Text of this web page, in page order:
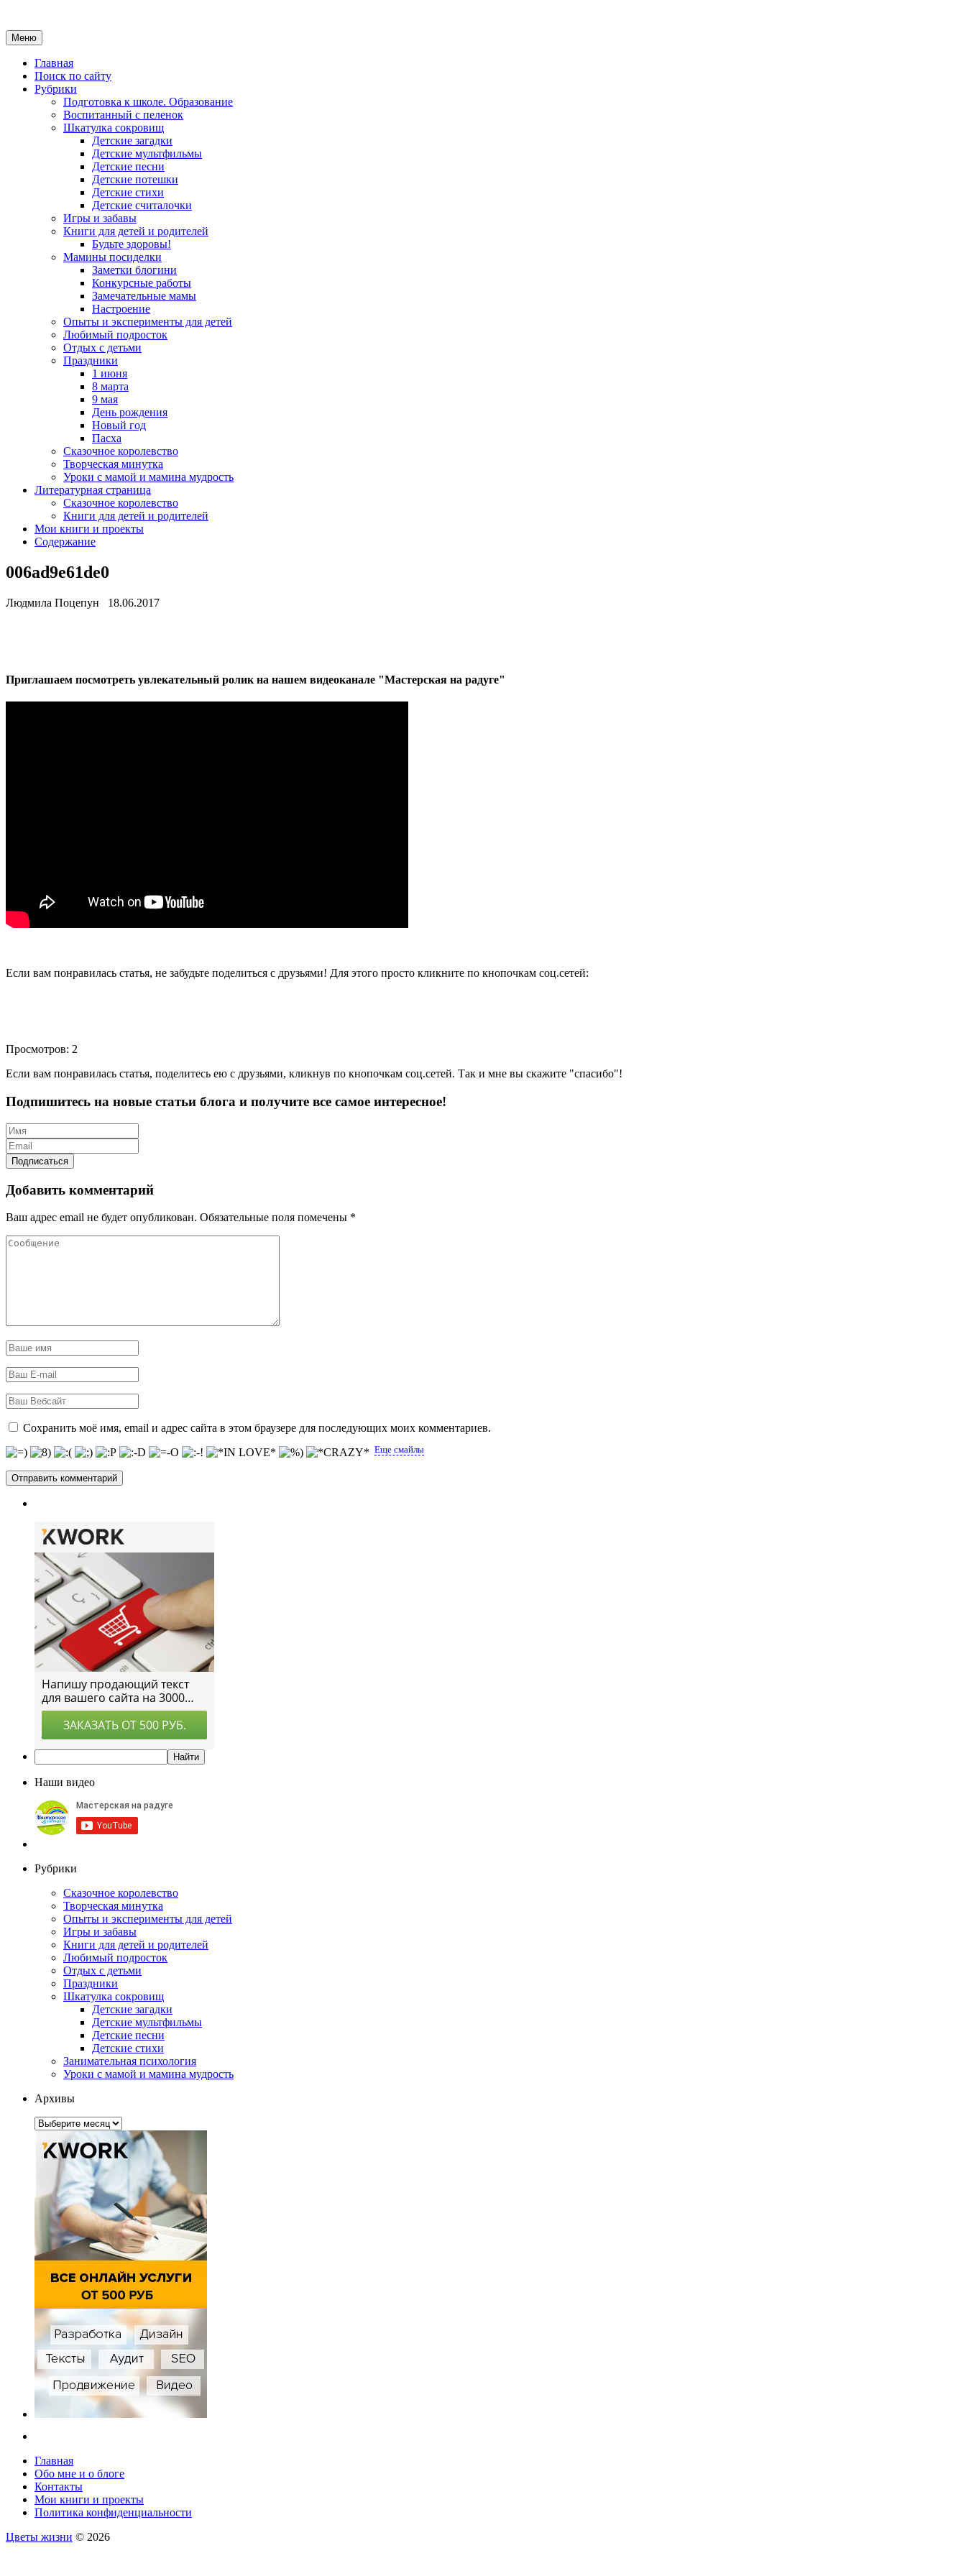
Меню
Главная
Поиск по сайту
Рубрики
Подготовка к школе. Образование
Воспитанный с пеленок
Шкатулка сокровищ
Детские загадки
Детские мультфильмы
Детские песни
Детские потешки
Детские стихи
Детские считалочки
Игры и забавы
Книги для детей и родителей
Будьте здоровы!
Мамины посиделки
Заметки блогини
Конкурсные работы
Замечательные мамы
Настроение
Опыты и эксперименты для детей
Любимый подросток
Отдых с детьми
Праздники
1 июня
8 марта
9 мая
День рождения
Новый год
Пасха
Сказочное королевство
Творческая минутка
Уроки с мамой и мамина мудрость
Литературная страница
Сказочное королевство
Книги для детей и родителей
Мои книги и проекты
Содержание
006ad9e61de0
Людмила Поцепун 18.06.2017
Приглашаем посмотреть увлекательный ролик на нашем видеоканале "Мастерская на радуге"
Если вам понравилась статья, не забудьте поделиться с друзьями! Для этого просто кликните по кнопочкам соц.сетей:
Просмотров: 2
Если вам понравилась статья, поделитесь ею с друзьями, кликнув по кнопочкам соц.сетей. Так и мне вы скажите "спасибо"!
Подпишитесь на новые статьи блога и получите все самое интересное!
Добавить комментарий
Ваш адрес email не будет опубликован. Обязательные поля помечены *
Сохранить моё имя, email и адрес сайта в этом браузере для последующих моих комментариев.
Еще смайлы
Наши видео
Рубрики
Сказочное королевство
Творческая минутка
Опыты и эксперименты для детей
Игры и забавы
Книги для детей и родителей
Любимый подросток
Отдых с детьми
Праздники
Шкатулка сокровищ
Детские загадки
Детские мультфильмы
Детские песни
Детские стихи
Занимательная психология
Уроки с мамой и мамина мудрость
Архивы
Архивы
Главная
Обо мне и о блоге
Контакты
Мои книги и проекты
Политика конфиденциальности
Цветы жизни © 2026